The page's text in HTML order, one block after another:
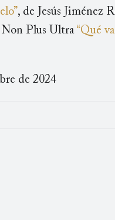
, de Jesús Jiménez
Plus Ultra “Qué
de 2024